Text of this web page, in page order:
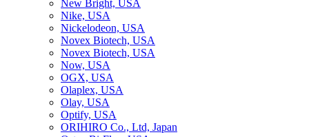
New Bright, USA
Nike, USA
Niсkelodeon, USA
Novex Biotech, USA
Novex Biotech, USA
Now, USA
OGX, USA
Olaplex, USA
Olay, USA
Optify, USA
ORIHIRO Co., Ltd, Japan